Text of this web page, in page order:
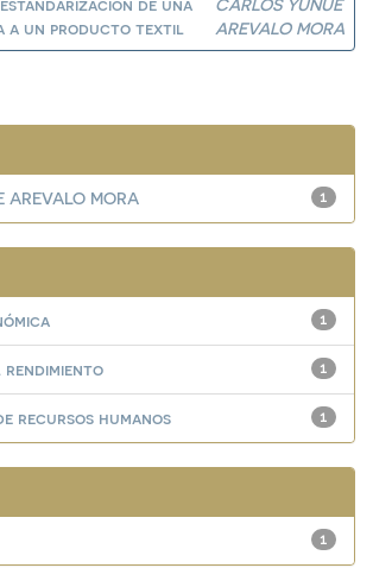
de una
a un producto textil
CARLOS YUNUE
AREVALO MORA
1
AREVALO MORA
1
1
rendimiento
1
recursos humanos
1